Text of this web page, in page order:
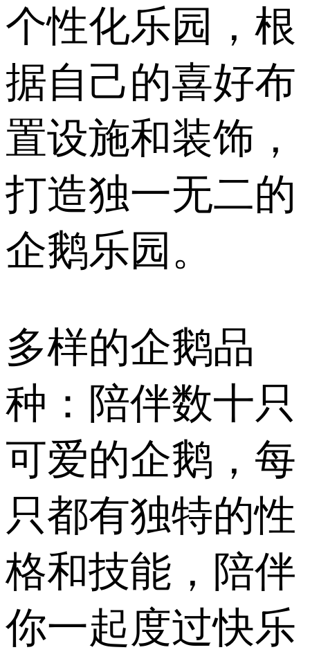
个性化乐园，根
据自己的喜好布
置设施和装饰，
打造独一无二的
企鹅乐园。
多样的企鹅品
种：陪伴数十只
可爱的企鹅，每
只都有独特的性
格和技能，陪伴
你一起度过快乐